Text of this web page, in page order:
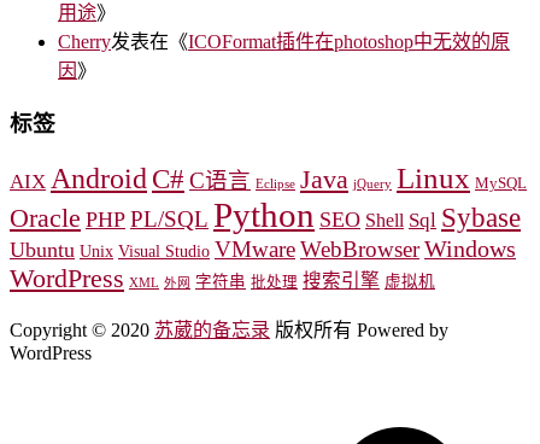
用途》
Cherry发表在《ICOFormat插件在photoshop中无效的原
因 》
标签
AIX Android C# C语言 Eclipse Java jQuery Linux MySQL
Oracle PHP PL/SQL Python SEO Shell Sql Sybase
Ubuntu Unix Visual Studio VMwareWebBrowserWindows
WordPress XML 外网 字符串 批处理 搜索引擎 虚拟机
Copyright © 2020 苏葳的备忘录 版权所有 Powered by
WordPress